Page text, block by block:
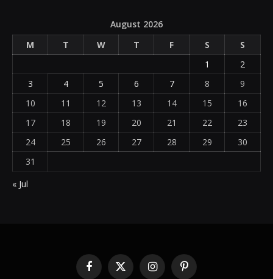
August 2026
M
T W T F S
S
1
2
3
4 5 6 7 8
9
10
11 12 13 14 15
16
17
18 19 20 21 22
23
24
25 26 27 28 29
30
31
« Jul
Facebook
X
InstagramPinterest